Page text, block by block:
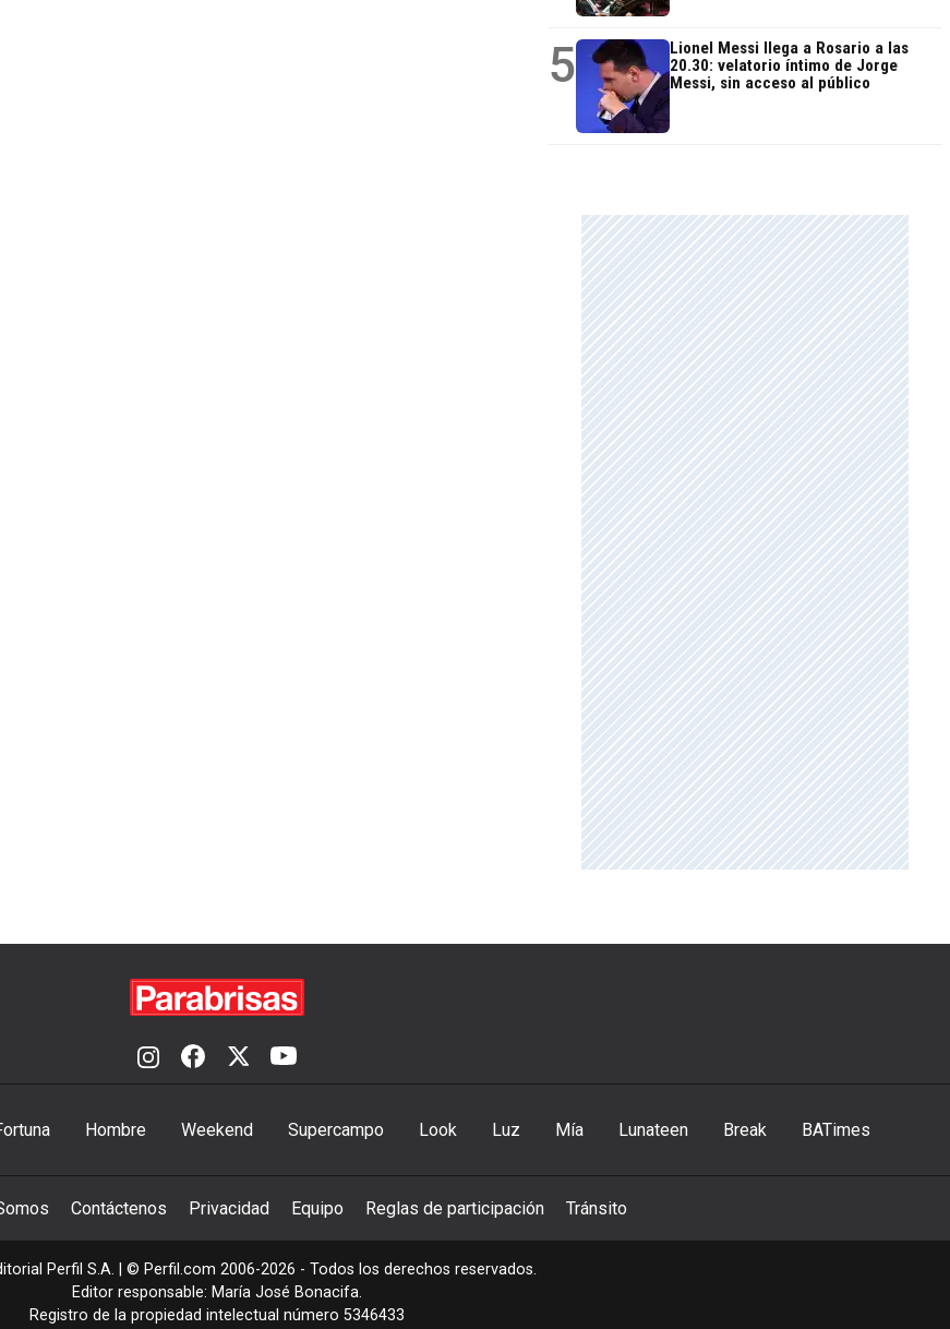
5
Lionel Messi llega a Rosario a las
20.30: velatorio íntimo de Jorge
Messi, sin acceso al público
Hombre Weekend Supercampo Look Luz Mía Lunateen Break BATimes
Contáctenos Privacidad Equipo Reglas de participación Tránsito
Perfil S.A. | © Perfil.com 2006-2026 - Todos los derechos reservados.
Editor responsable: María José Bonacifa.
Registro de la propiedad intelectual número 5346433